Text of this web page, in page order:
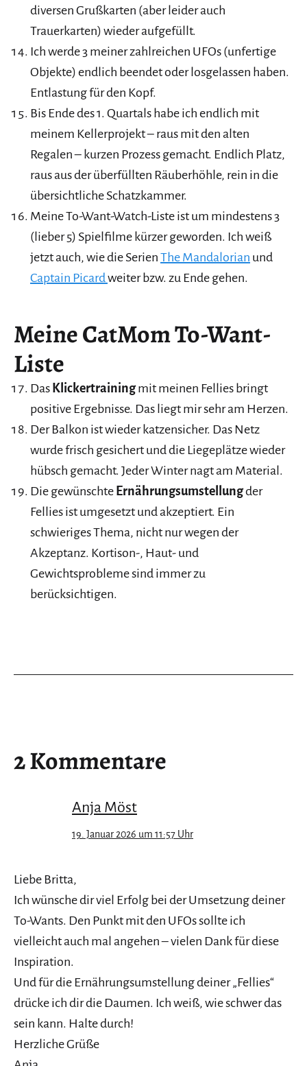
diversen Grußkarten (aber leider auch
Trauerkarten) wieder aufgefüllt.
Ich werde 3 meiner zahlreichen UFOs (unfertige
Objekte) endlich beendet oder losgelassen haben.
Entlastung für den Kopf.
Bis Ende des 1. Quartals habe ich endlich mit
meinem Kellerprojekt – raus mit den alten
Regalen – kurzen Prozess gemacht. Endlich Platz,
raus aus der überfüllten Räuberhöhle, rein in die
übersichtliche Schatzkammer.
Meine To-Want-Watch-Liste ist um mindestens 3
(lieber 5) Spielfilme kürzer geworden. Ich weiß
jetzt auch, wie die Serien The Mandalorian und
Captain Picardweiter bzw. zu Ende gehen.
Meine CatMom To-Want-
Liste
Das Klickertrainingmit meinen Fellies bringt
positive Ergebnisse. Das liegt mir sehr am Herzen.
Der Balkon ist wieder katzensicher. Das Netz
wurde frisch gesichert und die Liegeplätze wieder
hübsch gemacht. Jeder Winter nagt am Material.
Die gewünschte Ernährungsumstellungder
Fellies ist umgesetzt und akzeptiert. Ein
schwieriges Thema, nicht nur wegen der
Akzeptanz. Kortison-, Haut- und
Gewichtsprobleme sind immer zu
berücksichtigen.
2 Kommentare
Anja Möst
19. Januar 2026 um 11:57 Uhr
Liebe Britta,
Ich wünsche dir viel Erfolg bei der Umsetzung deiner
To-Wants. Den Punkt mit den UFOs sollte ich
vielleicht auch mal angehen – vielen Dank für diese
Inspiration.
Und für die Ernährungsumstellung deiner „Fellies“
drücke ich dir die Daumen. Ich weiß, wie schwer das
sein kann. Halte durch!
Herzliche Grüße